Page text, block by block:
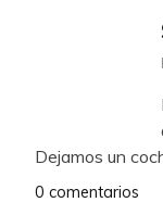
Dejamos un
0 comentarios